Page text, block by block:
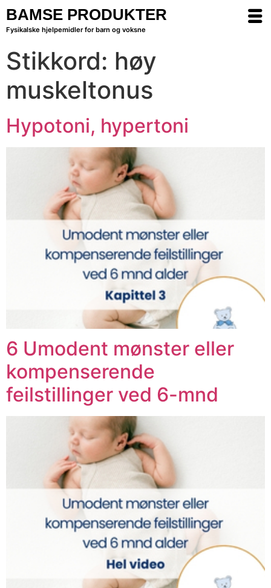
BAMSE PRODUKTER
Fysikalske hjelpemidler for barn og voksne
Stikkord: høy
muskeltonus
Hypotoni, hypertoni
6 Umodent mønster eller
kompenserende
feilstillinger ved 6-mnd